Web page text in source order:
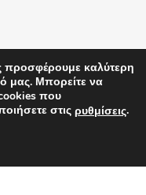
προσφέρουμε καλύτερη
μας. Μπορείτε να
που
στις ρυθμίσεις.